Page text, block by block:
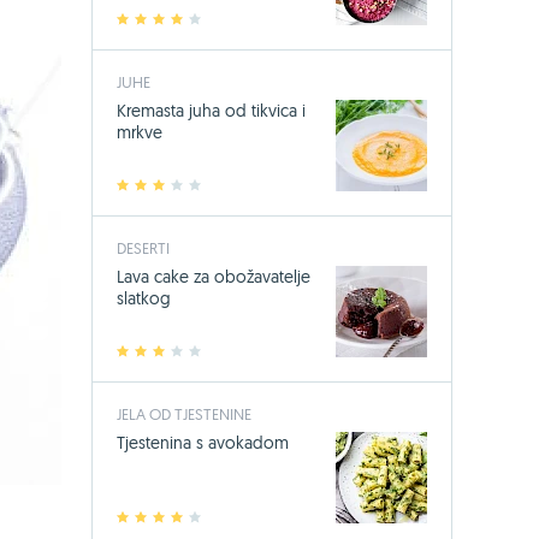
2 3 4
JUHE
2 3 4
Kremasta juha od tikvica i
mrkve
DESERTI
2 3 4
Lava cake za obožavatelje
slatkog
JELA OD TJESTENINE
2 3 4
Tjestenina s avokadom